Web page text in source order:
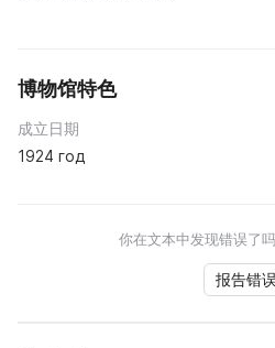
博物馆特色
成立日期
1924 год
你在文本中发现错误了
报告错